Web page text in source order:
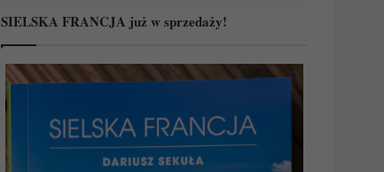
SIELSKA FRANCJA już w sprzedaży!